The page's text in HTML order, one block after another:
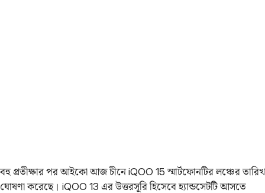
বহু প্রতীক্ষার পর আইকো আজ চীনে iQOO 15 স্মার্টফোনটির লঞ্চের তারিখ
ঘোষণা করেছে। iQOO 13 এর উত্তরসূরি হিসেবে হ্যান্ডসেটটি আসতে